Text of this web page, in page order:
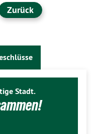
Zurück
Stadt.